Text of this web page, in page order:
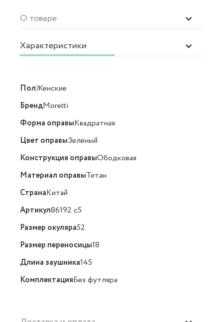
О товаре
Характеристики
ПолЖенские
БрендMoretti
Форма оправыКвадратная
Цвет оправыЗелёный
Конструкция оправыОбодковая
Материал оправыТитан
СтранаКитай
Артикул86192 c5
Размер окуляра52
Размер переносицы18
Длина заушника145
КомплектацияБез футляра